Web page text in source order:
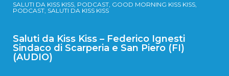
SALUTI DA KISS KISS, PODCAST, GOOD MORNING KISS KISS,
PODCAST, SALUTI DA KISS KISS
Saluti da Kiss Kiss – Federico Ignesti
Sindaco di Scarperia e San Piero (FI)
(AUDIO)